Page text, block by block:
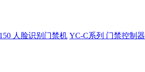
人脸识别门禁机 YC-C系列 门禁控制器